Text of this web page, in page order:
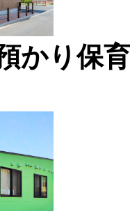
かり保